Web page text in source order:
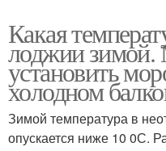
Какая
лоджии
установить
холодном
Зимой температура в
опускается ниже 10 0С.